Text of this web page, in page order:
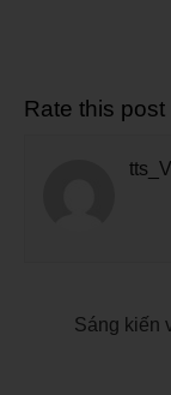
Rate this post
Sáng kiến